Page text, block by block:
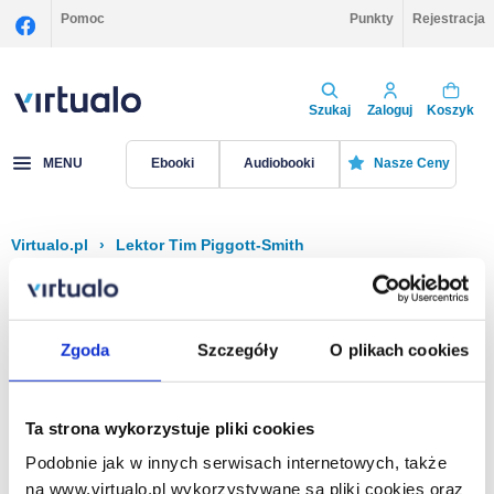
Zgoda Szczegóły O plikach cookies
Ta strona wykorzystuje pliki cookies
Podobnie jak w innych serwisach internetowych, także
na www.virtualo.pl wykorzystywane są pliki cookies oraz
Pomoc Punkty Rejestracja
Szukaj Zaloguj Koszyk
MENU Ebooki Audiobooki Nasze Ceny
Virtualo.pl › Lektor Tim Piggott-Smith
Filtruj Sortuj
Na stronie